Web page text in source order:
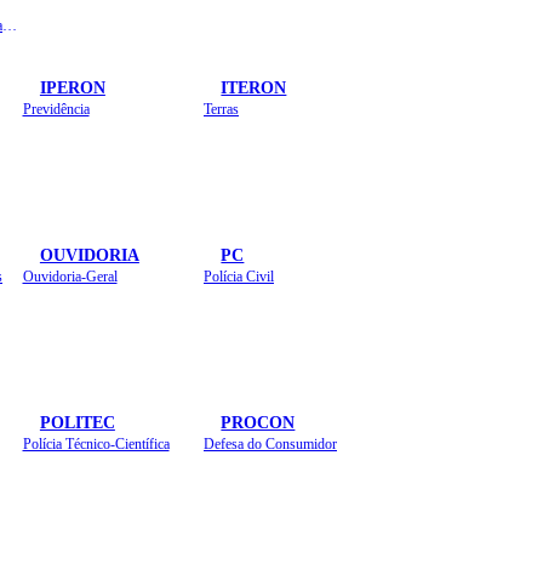
IPERON
Previdência
ITERON
Terras
OUVIDORIA
Ouvidoria-Geral
PC
Polícia Civil
POLITEC
Polícia Técnico-Científica
PROCON
Defesa do Consumidor